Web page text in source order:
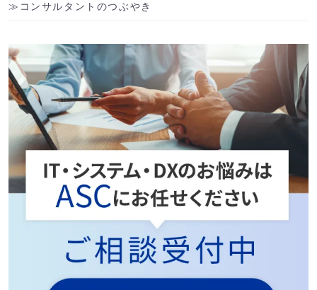
コンサルタントのつぶやき